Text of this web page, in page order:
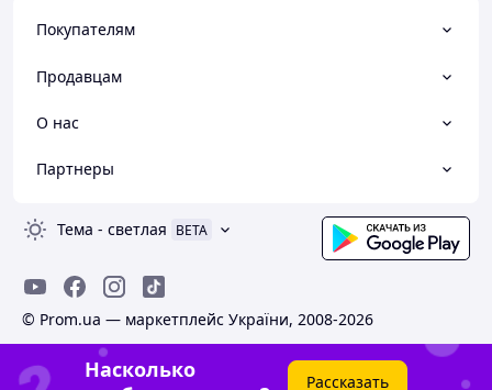
Покупателям
Продавцам
О нас
Партнеры
Тема - светлая BETA
© Prom.ua — маркетплейс України, 2008-2026
Насколько
Рассказать